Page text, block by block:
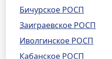
Бичурское РОСП
Заиграевское РОСП
Иволгинское РОСП
Кабанское РОСП